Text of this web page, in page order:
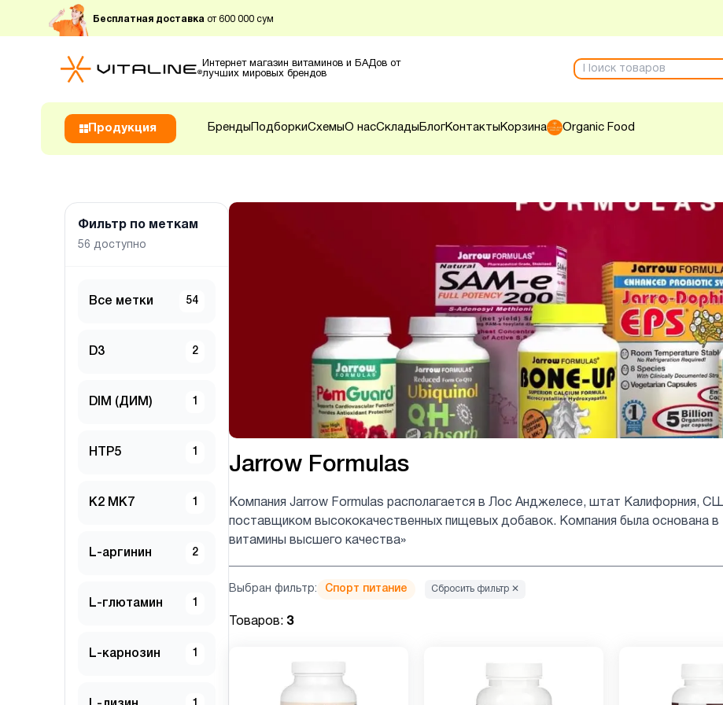
Бесплатная доставка от 600 000 сум
Интернет магазин витаминов и БАДов от
лучших мировых брендов
Продукция Бренды ПодборкиСхемыО насСклады БлогКонтакты Корзина Organic Food
Фильтр по меткам
56 доступно
Все метки 54
D3 2
DIM (ДИМ) 1
HTP5 1
K2 MK7 1
L-аргинин 2
L-глютамин 1
L-карнозин 1
Jarrow Formulas
Компания Jarrow Formulas располагается в Лос Анджелесе, штат Калифорния,
поставщиком высококачественных пищевых добавок. Компания была основана в
витамины высшего качества»
Выбран фильтр: Спорт питание Сбросить фильтр ✕
Товаров: 3